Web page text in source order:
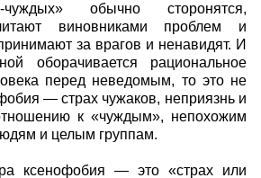
чуждых» обычно сторонятся,
виновниками проблем и
за врагов и ненавидят. И
оборачивается рациональное
перед неведомым, то это не
— страх чужаков, неприязнь и
к «чуждым», непохожим
и целым группам.
ксенофобия — это «страх или